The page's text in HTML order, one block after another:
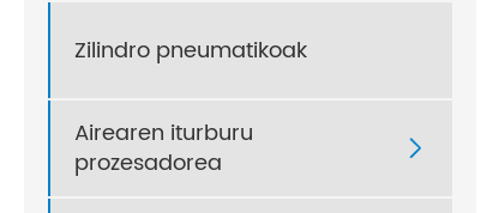
Zilindro pneumatikoak
Airearen iturburu
prozesadorea
